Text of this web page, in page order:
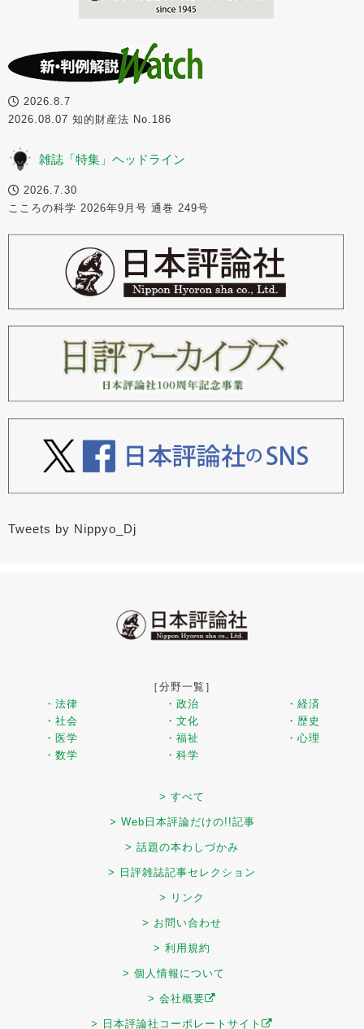
2026.8.7
2026.08.07 知的財産法 No.186
雑誌「特集」ヘッドライン
2026.7.30
こころの科学 2026年9月号 通巻 249号
Tweets by Nippyo_Dj
［分野一覧］
・法律
・政治
・経済
・社会
・文化
・歴史
・医学
・福祉
・心理
・数学
・科学
> すべて
> Web日本評論だけの!!記事
> 話題の本わしづかみ
> 日評雑誌記事セレクション
> リンク
> お問い合わせ
> 利用規約
> 個人情報について
> 会社概要
> 日本評論社コーポレートサイト